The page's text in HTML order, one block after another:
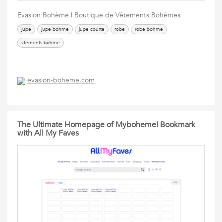
Evasion Bohème | Boutique de Vêtements Bohèmes
jupe jupe bohme jupe courte robe
robe bohme
vtements bohme
evasion-boheme.com
The Ultimate Homepage of Myboheme! Bookmark
with All My Faves